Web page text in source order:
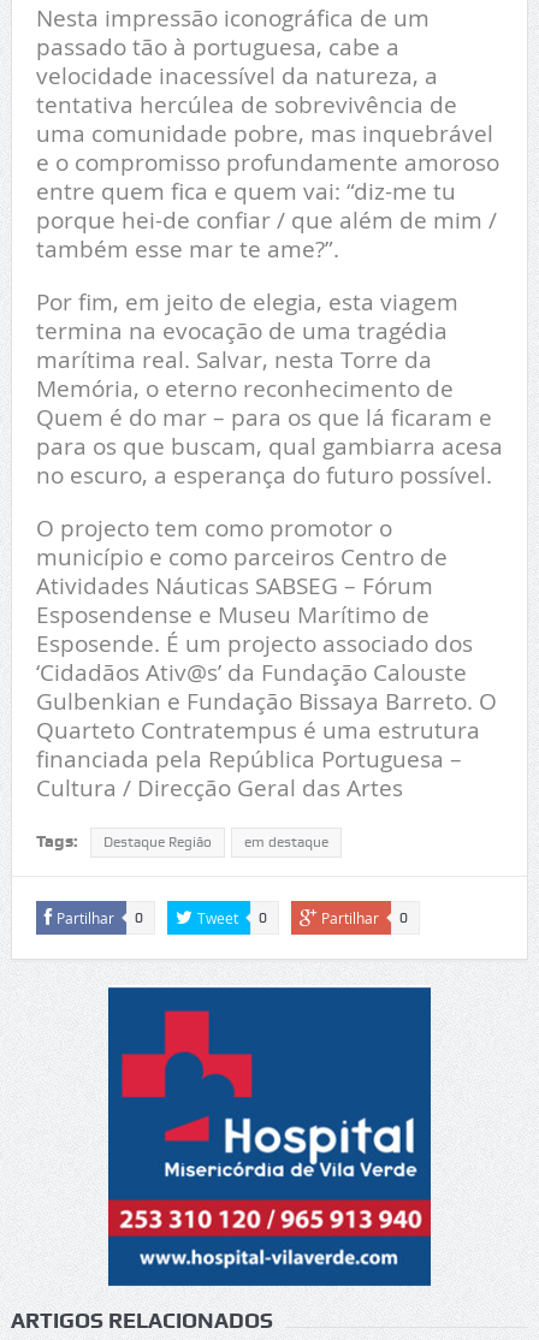
Nesta impressão iconográfica de um
passado tão à portuguesa, cabe a
velocidade inacessível da natureza, a
tentativa hercúlea de sobrevivência de
uma comunidade pobre, mas inquebrável
e o compromisso profundamente amoroso
entre quem fica e quem vai: “diz-me tu
porque hei-de confiar / que além de mim /
também esse mar te ame?”.
Por fim, em jeito de elegia, esta viagem
termina na evocação de uma tragédia
marítima real. Salvar, nesta Torre da
Memória, o eterno reconhecimento de
Quem é do mar – para os que lá ficaram e
para os que buscam, qual gambiarra acesa
no escuro, a esperança do futuro possível.
O projecto tem como promotor o
município e como parceiros Centro de
Atividades Náuticas SABSEG – Fórum
Esposendense e Museu Marítimo de
Esposende. É um projecto associado dos
‘Cidadãos Ativ@s’ da Fundação Calouste
Gulbenkian e Fundação Bissaya Barreto. O
Quarteto Contratempus é uma estrutura
financiada pela República Portuguesa –
Cultura / Direcção Geral das Artes
Tags: Destaque Região em destaque
Partilhar 0 Tweet 0 Partilhar 0
ARTIGOS RELACIONADOS